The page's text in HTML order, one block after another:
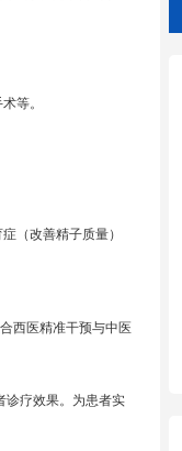
等。
（改善精子质量）
西医精准干预与中医
诊疗效果。为患者实